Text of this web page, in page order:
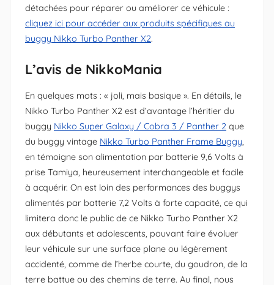
détachées pour réparer ou améliorer ce véhicule :
cliquez ici pour accéder aux produits spécifiques au
buggy Nikko Turbo Panther X2.
L’avis de NikkoMania
En quelques mots : « joli, mais basique ». En détails, le
Nikko Turbo Panther X2 est d’avantage l’héritier du
buggy Nikko Super Galaxy / Cobra 3 / Panther 2 que
du buggy vintage Nikko Turbo Panther Frame Buggy,
en témoigne son alimentation par batterie 9,6 Volts à
prise Tamiya, heureusement interchangeable et facile
à acquérir. On est loin des performances des buggys
alimentés par batterie 7,2 Volts à forte capacité, ce qui
limitera donc le public de ce Nikko Turbo Panther X2
aux débutants et adolescents, pouvant faire évoluer
leur véhicule sur une surface plane ou légèrement
accidenté, comme de l’herbe courte, du goudron, de la
terre battue ou des chemins de terre. Au final, nous